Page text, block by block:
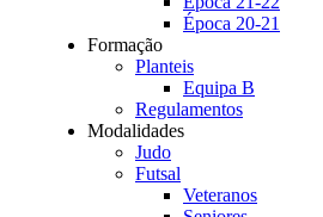
Época 20-21
Formação
Planteis
Equipa B
Regulamentos
Modalidades
Judo
Futsal
Veteranos